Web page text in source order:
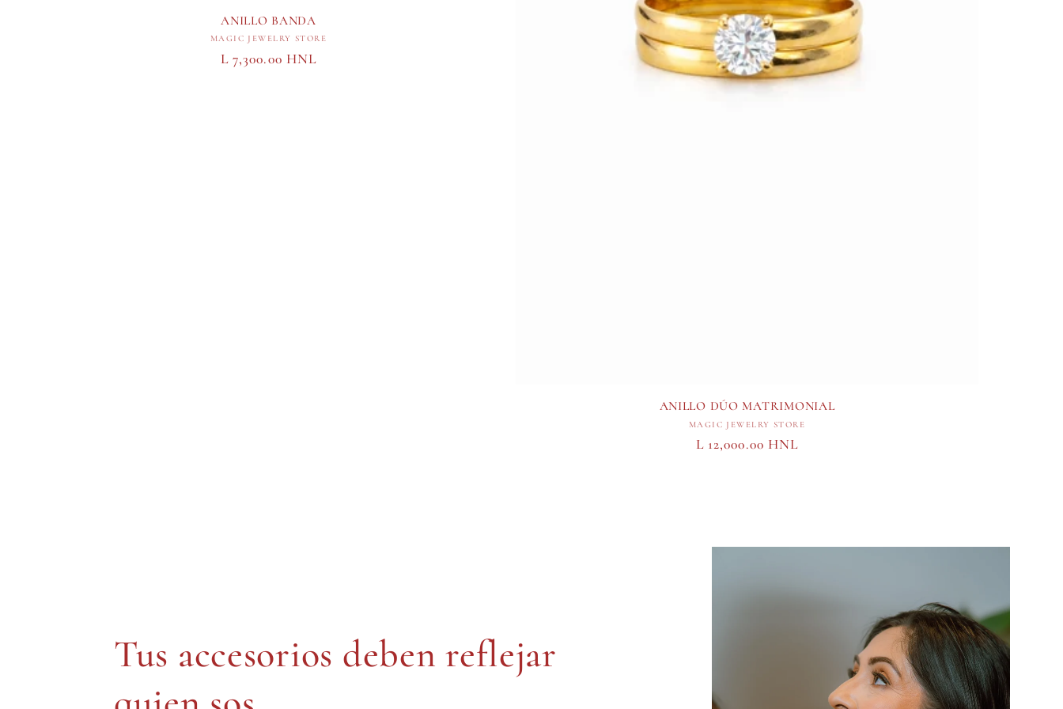
ANILLO BANDA
Proveedor:
MAGIC JEWELRY STORE
Precio
L 7,300.00 HNL
ANILLO DÚO MATRIMONIAL
Proveedor:
MAGIC JEWELRY STORE
Precio
L 12,000.00 HNL
Tus accesorios deben reflejar